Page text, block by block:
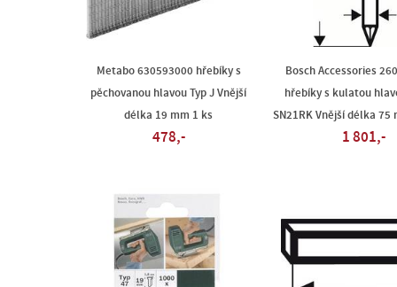
Metabo 630593000 hřebíky s
pěchovanou hlavou Typ J Vnější
délka 19 mm 1 ks
478,-
Bosch Accessories
hřebíky s kulatou
SN21RK Vnější délka 75
1 801,-